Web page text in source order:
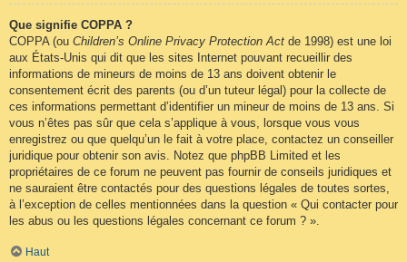
Que signifie COPPA ?
COPPA (ou Children’s Online Privacy Protection Act de 1998) est une loi
aux États-Unis qui dit que les sites Internet pouvant recueillir des
informations de mineurs de moins de 13 ans doivent obtenir le
consentement écrit des parents (ou d’un tuteur légal) pour la collecte de
ces informations permettant d’identifier un mineur de moins de 13 ans. Si
vous n’êtes pas sûr que cela s’applique à vous, lorsque vous vous
enregistrez ou que quelqu’un le fait à votre place, contactez un conseiller
juridique pour obtenir son avis. Notez que phpBB Limited et les
propriétaires de ce forum ne peuvent pas fournir de conseils juridiques et
ne sauraient être contactés pour des questions légales de toutes sortes,
à l’exception de celles mentionnées dans la question « Qui contacter pour
les abus ou les questions légales concernant ce forum ? ».
Haut